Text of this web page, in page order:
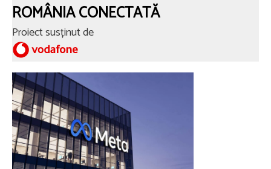
ROMÂNIA CONECTATĂ
Proiect susținut de